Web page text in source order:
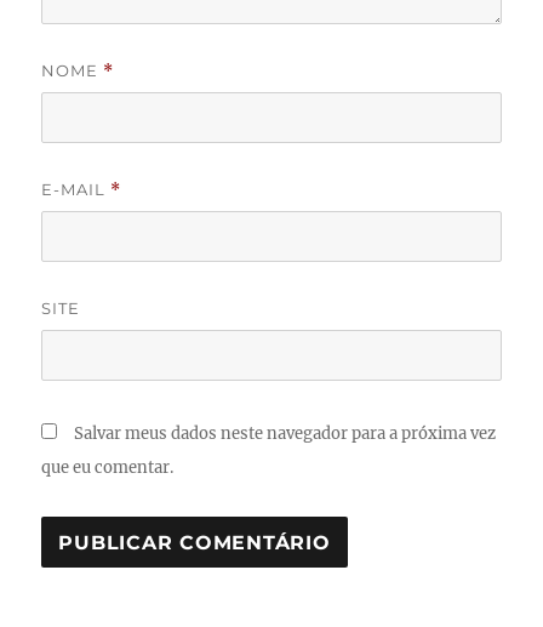
NOME *
E-MAIL *
SITE
Salvar meus dados neste navegador para a próxima vez
que eu comentar.